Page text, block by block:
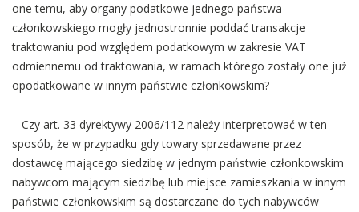
one temu, aby organy podatkowe jednego państwa
członkowskiego mogły jednostronnie poddać transakcje
traktowaniu pod względem podatkowym w zakresie VAT
odmiennemu od traktowania, w ramach którego zostały one już
opodatkowane w innym państwie członkowskim?
– Czy art. 33 dyrektywy 2006/112 należy interpretować w ten
sposób, że w przypadku gdy towary sprzedawane przez
dostawcę mającego siedzibę w jednym państwie członkowskim
nabywcom mającym siedzibę lub miejsce zamieszkania w innym
państwie członkowskim są dostarczane do tych nabywców